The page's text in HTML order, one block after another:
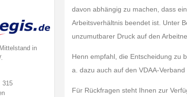
in
315
davon abhängig zu machen, dass
Arbeitsverhältnis beendet ist. Unter
unzumutbarer Druck auf den
Henn empfahl, die Entscheidung zu
a. dazu auch auf den VDAA-
Für Rückfragen steht Ihnen zur